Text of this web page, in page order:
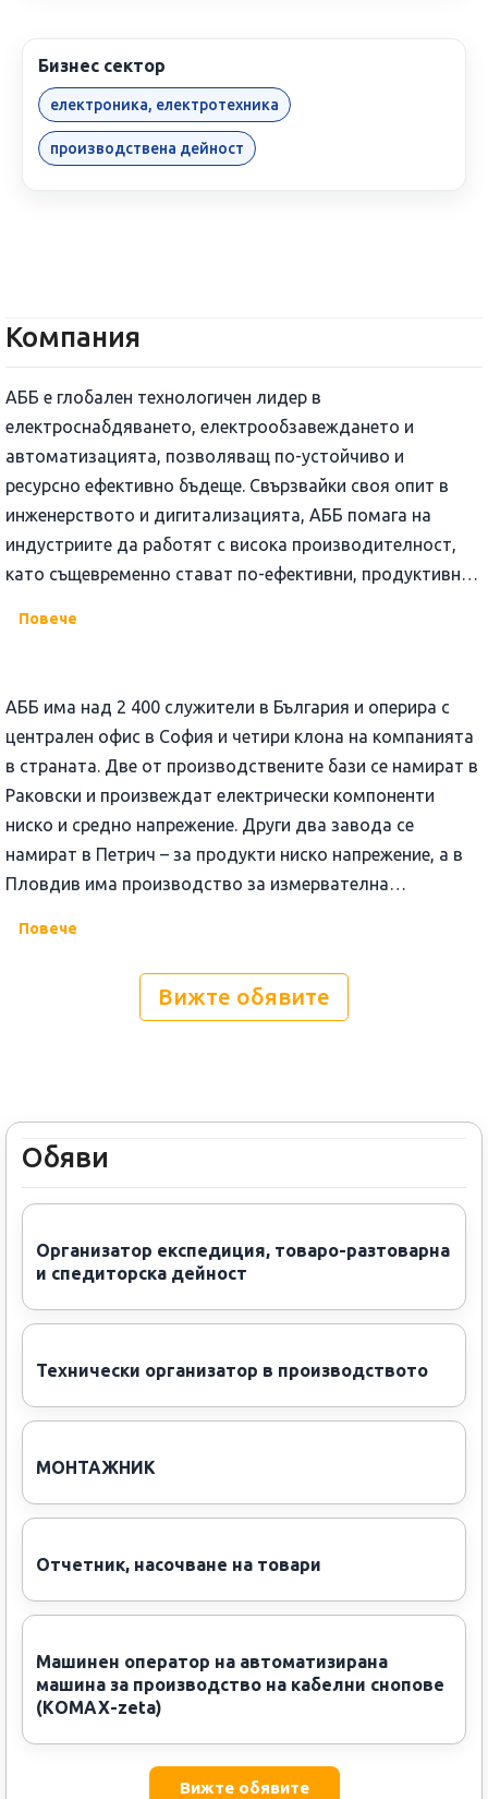
Бизнес сектор
електроника, електротехника
производствена дейност
Компания
АББ е глобален технологичен лидер в
електроснабдяването, електрообзавеждането и
автоматизацията, позволяващ по-устойчиво и
ресурсно ефективно бъдеще. Свързвайки своя опит в
инженерството и дигитализацията, АББ помага на
индустриите да работят с висока производителност,
като същевременно стават по-ефективни, продуктивни
Exchange (ABBN) и Nasdaq Stockholm (ABB). www.abb.com
Повече
АББ има над 2 400 служители в България и оперира с
централен офис в София и четири клона на компанията
в страната. Две от производствените бази се намират в
Раковски и произвеждат електрически компоненти
ниско и средно напрежение. Други два завода се
намират в Петрич – за продукти ниско напрежение, а в
Пловдив има производство за измервателна
Повече
Вижте обявите
Обяви
Организатор експедиция, товаро-разтоварна
и спедиторска дейност
Технически организатор в производството
МОНТАЖНИК
Отчетник, насочване на товари
Машинен оператор на автоматизирана
машина за производство на кабелни снопове
(KОМАХ-zeta)
Вижте обявите